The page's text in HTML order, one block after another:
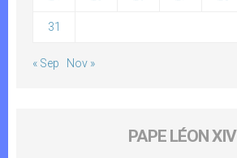
31
« Sep Nov »
PAPE LÉON XIV